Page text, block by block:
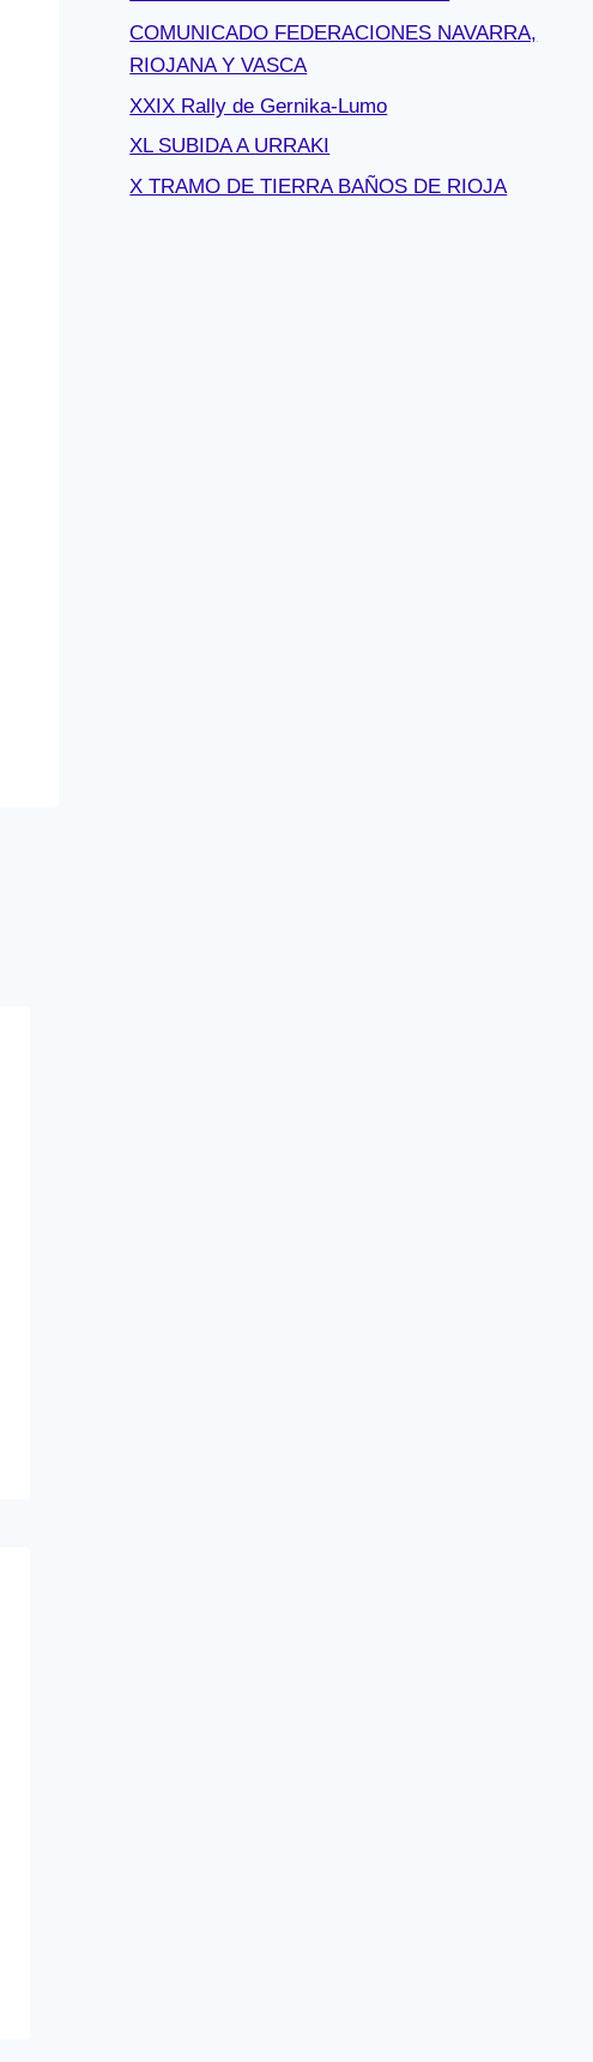
COMUNICADO FEDERACIONES NAVARRA,
RIOJANA Y VASCA
XXIX Rally de Gernika-Lumo
XL SUBIDA A URRAKI
X TRAMO DE TIERRA BAÑOS DE RIOJA